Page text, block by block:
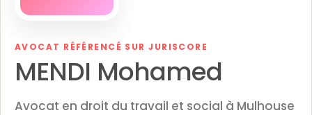
AVOCAT RÉFÉRENCÉ SUR JURISCORE
MENDI Mohamed
Avocat en droit du travail et social à Mulhouse